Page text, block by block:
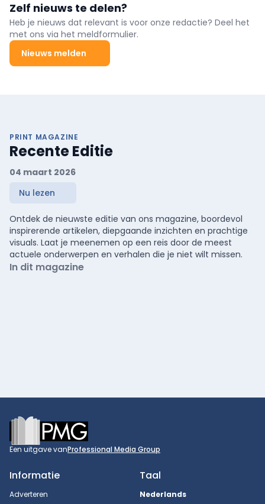
Zelf nieuws te delen?
Heb je nieuws dat relevant is voor onze redactie? Deel het
met ons via het meldformulier.
Nieuws melden
PRINT MAGAZINE
Recente Editie
04 maart 2026
Nu lezen
Ontdek de nieuwste editie van ons magazine, boordevol
inspirerende artikelen, diepgaande inzichten en prachtige
visuals. Laat je meenemen op een reis door de meest
actuele onderwerpen en verhalen die je niet wilt missen.
In dit magazine
Footer
Een uitgave vanProfessional Media Group
Informatie
Adverteren
Taal
Nederlands